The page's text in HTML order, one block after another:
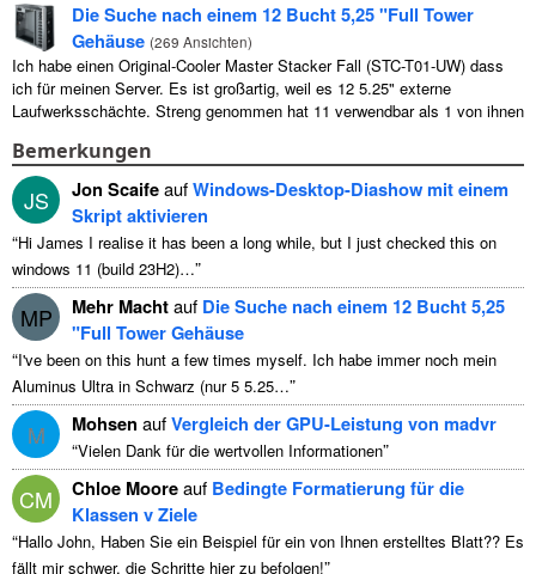
Die Suche nach einem 12 Bucht 5,25 "Full Tower
Gehäuse (269 Ansichten)
Ich habe einen Original-Cooler Master Stacker Fall (STC-T01-UW) dass
ich für meinen Server. Es ist großartig, weil es 12 5.25" externe
Laufwerksschächte. Streng genommen hat 11 verwendbar als 1 von ihnen
Bemerkungen
JS Jon ScaifeaufWindows-Desktop-Diashow mit einem
Skript aktivieren
“Hi James I realise it has been a long while, but I just checked this on
windows 11 (build 23H2)…”
MP Mehr Machtauf Die Suche nach einem 12 Bucht 5,25
"Full Tower Gehäuse
“I've been on this hunt a few times myself. Ich habe immer noch mein
Aluminus Ultra in Schwarz (nur 5 5.25…”
M Mohsen aufVergleich der GPU-Leistung von madvr
“Vielen Dank für die wertvollen Informationen”
CM Chloe Mooreauf Bedingte Formatierung für die
Klassen v Ziele
“Hallo John, Haben Sie ein Beispiel für ein von Ihnen erstelltes Blatt?? Es
fällt mir schwer, die Schritte hier zu befolgen!”